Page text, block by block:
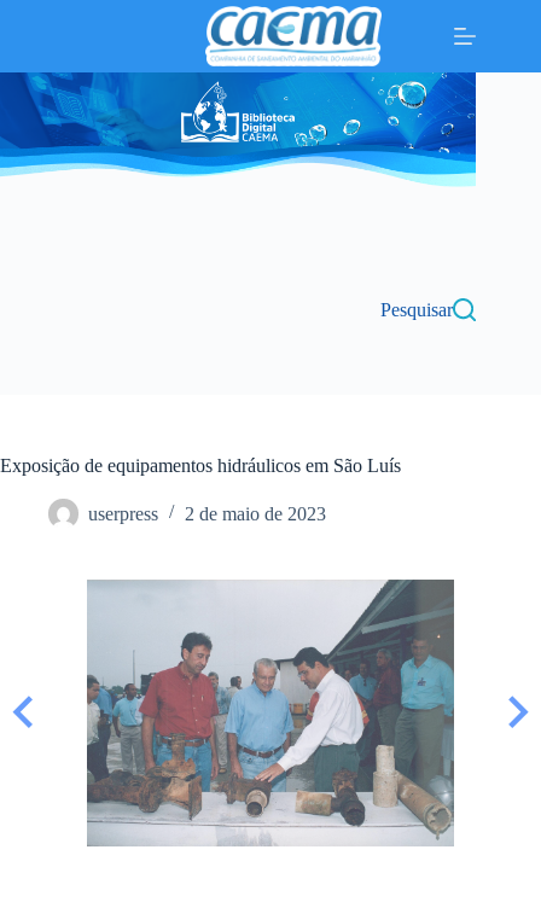
conteúdo
Pesquisar
Exposição de equipamentos hidráulicos em São Luís
userpress 2 de maio de 2023